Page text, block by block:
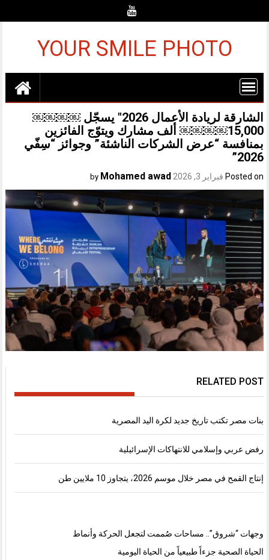
YOUR SMILE PHOTO
الشارقة لريادة الأعمال 2026″ يسجّل ￼￼￼￼
15,000￼￼￼￼ ألف مشارك ويتوّج الفائزين
بمنافسة “عرض الشركات الناشئة” وجوائز “سِفّي
2026”
Posted on فبراير 3, 2026 Mohamed awad
RELATED POST
بنات مصر تكتب تاريخ جديد لكرة اليد المصرية
رفض عربي وإسلامي للانتهاكات الإسرائيلية
إنتاج القمح في مصر خلال موسم 2026، يتجاوز 10 ملايين طن
وجهات “شروق”.. مساحات صُممت لتجعل الحركة وأنماط
الحياة الصحية جزءاً طبيعياً من الحياة اليومية